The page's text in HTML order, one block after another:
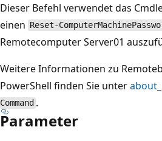
Dieser Befehl verwendet das
einen Reset-
Remotecomputer Server01
Weitere Informationen zu
PowerShell finden Sie unter
Command .
Parameter